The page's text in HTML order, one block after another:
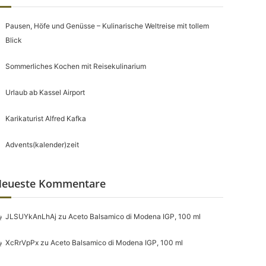
Pausen, Höfe und Genüsse – Kulinarische Weltreise mit tollem
Blick
Sommerliches Kochen mit Reisekulinarium
Urlaub ab Kassel Airport
Karikaturist Alfred Kafka
Advents(kalender)zeit
Kommentare
JLSUYkAnLhAj zuAceto Balsamico di Modena IGP, 100 ml
XcRrVpPx zuAceto Balsamico di Modena IGP, 100 ml